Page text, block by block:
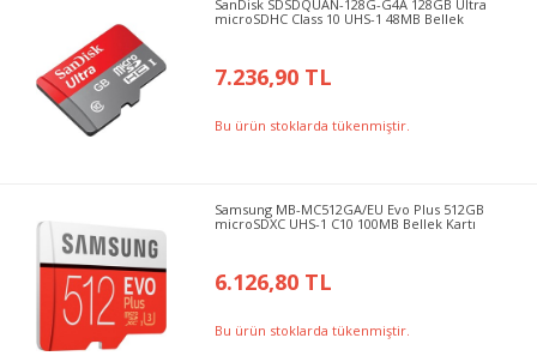
SanDisk SDSDQUAN-128G-G4A 128GB Ultra
microSDHC Class 10 UHS-1 48MB Bellek
7.236,90 TL
Bu ürün stoklarda tükenmiştir.
Samsung MB-MC512GA/EU Evo Plus 512GB
microSDXC UHS-1 C10 100MB Bellek Kartı
6.126,80 TL
Bu ürün stoklarda tükenmiştir.